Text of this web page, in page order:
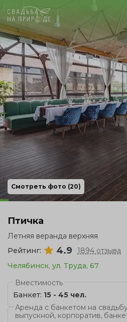
Челябинск
Банкет
Свадьба
День рождения
Выпускной
Корпоратив
Смотреть фото (20)
Птичка
Летняя веранда верхняя
Рейтинг:
4.9
1894 отзыва
Челябинск, ул. Труда, 67
Вместимость
Банкет: 15 - 45 чел.
Аренда с банкетом на
выпускной, корпоратив,